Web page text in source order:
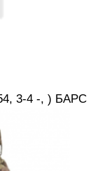
3-4 -, ) БАРС